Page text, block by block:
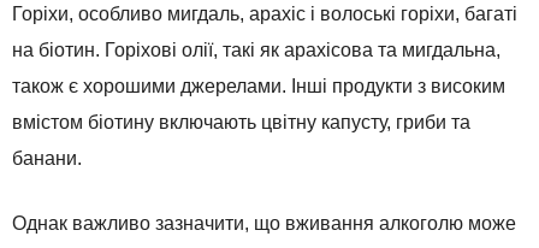
Горіхи, особливо мигдаль, арахіс і волоські горіхи, багаті
на біотин. Горіхові олії, такі як арахісова та мигдальна,
також є хорошими джерелами. Інші продукти з високим
вмістом біотину включають цвітну капусту, гриби та
банани.
Однак важливо зазначити, що вживання алкоголю може